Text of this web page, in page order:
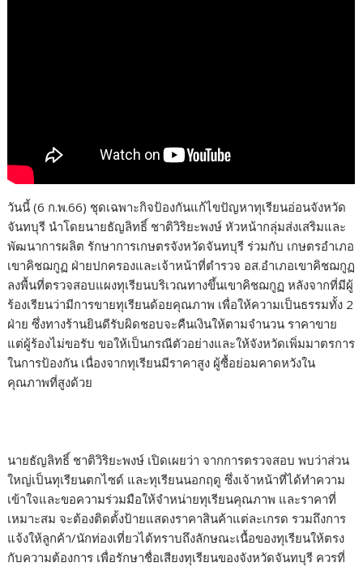
วันนี้ (6 ก.พ.66) ชุดเฉพาะกิจป้องกันแก้ไขปัญหาทุเรียนอ่อนจังหวัด
จันทบุรี นำโดยนายธัญลิทธิ์ ชาติวิริยะพงษ์ หัวหน้ากลุ่มส่งเสริมและ
พัฒนาการผลิต รักษาการเกษตรจังหวัดจันทบุรี ร่วมกับ เกษตรอำเภอ
เขาคิชฌกูฏ ฝ่ายปกครองและเจ้าหน้าที่ตำรวจ อส.อำเภอเขาคิชฌกูฏ
ลงพื้นที่ตรวจสอบแผงทุเรียนบริเวณทางขึ้นเขาคิชฌกูฏ หลังจากที่มีผู้
ร้องเรียนว่ามีการขายทุเรียนด้อยคุณภาพ เพื่อให้ความเป็นธรรมทั้ง 2
ฝ่าย ซึ่งทางร้านยินดีรับผิดชอบจะคืนเงินให้ตามจำนวน ราคาขาย
แต่ผู้ร้องไม่ขอรับ ขอให้เป็นกรณีตัวอย่างและให้จังหวัดเพิ่มมาตรการ
ในการป้องกัน เนื่องจากทุเรียนมีราคาสูง ผู้ซื้อย่อมคาดหวังใน
คุณภาพที่สูงด้วย
นายธัญลิทธิ์ ชาติวิริยะพงษ์ เปิดเผยว่า จากการตรวจสอบ พบว่าส่วน
ใหญ่เป็นทุเรียนตกไซด์ และทุเรียนนอกฤดู ซึ่งเจ้าหน้าที่ได้ทำความ
เข้าใจและขอความร่วมมือให้จำหน่ายทุเรียนคุณภาพ และราคาที่
เหมาะสม จะต้องติดตั้งป้ายแสดงราคาสินค้าแต่ละเกรด รวมถึงการ
แจ้งให้ลูกค้า/นักท่องเที่ยวได้ทราบถึงลักษณะเนื้อของทุเรียนให้ตรง
กับความต้องการ เพื่อรักษาชื่อเสียงทุเรียนของจังหวัดจันทบุรี ควรที่